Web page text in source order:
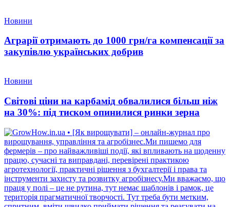
Новини
Аграрії отримають до 1000 грн/га компенсації за
закупівлю українських добрив
Новини
Світові ціни на карбамід обвалилися більш ніж
на 30%: під тиском опинилися ринки зерна